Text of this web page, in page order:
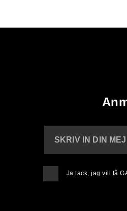
SKRIV IN DIN
Ja tack, jag vill få